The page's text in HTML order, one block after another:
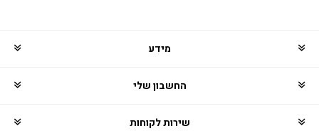
מידע
החשבון שלי
שירות לקוחות